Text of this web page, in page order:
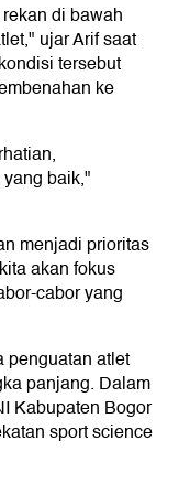
di bawah
ujar Arif saat
tersebut
ke
baik,"
menjadi prioritas
akan fokus
cabor yang
penguatan atlet
panjang. Dalam
Kabupaten Bogor
sport science